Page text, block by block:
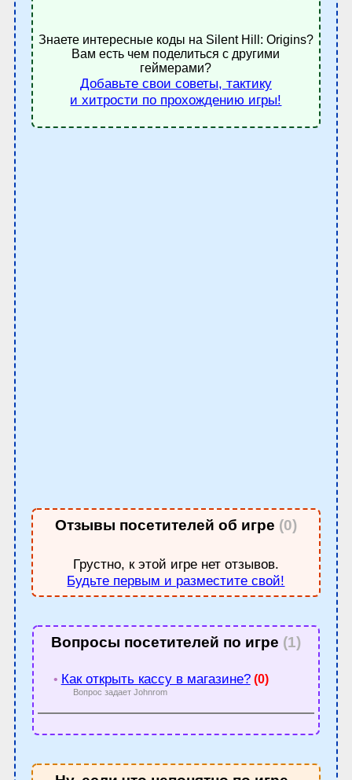
Знаете интересные коды на Silent Hill: Origins?
Вам есть чем поделиться с другими
геймерами?
Добавьте свои советы, тактику
и хитрости по прохождению игры!
Отзывы посетителей об игре (0)
Грустно, к этой игре нет отзывов.
Будьте первым и разместите свой!
Вопросы посетителей по игре (1)
• Как открыть кассу в магазине? (0)
Вопрос задает Johnrom